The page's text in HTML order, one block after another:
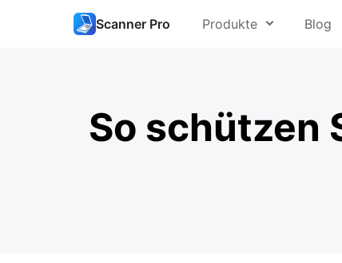
Scanner Pro Produkte
Spark
Blog
So schützen